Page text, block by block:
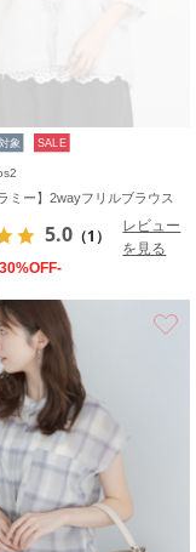
象 SALE
ミー】2wayフリルブラウス
5.0 （1）
レビュー
を見る